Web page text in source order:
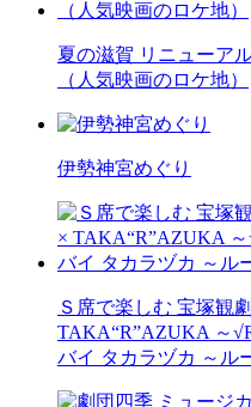
夏の滋賀 リニューア
（人気映画のロケ地）
伊勢神宮めぐり
Ｓ席で楽しむ 宝塚観
TAKA“R”AZUKA ～
バイ タカラヅカ ～ル